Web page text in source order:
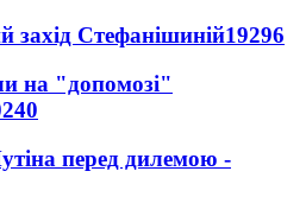
захід Стефанішиній19296
на "допомозі"
перед дилемою -